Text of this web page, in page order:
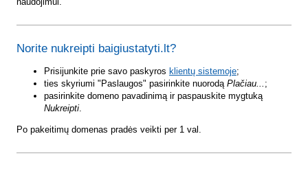
Norite nukreipti baigiustatyti.lt?
Prisijunkite prie savo paskyros klientų sistemoje;
ties skyriumi "Paslaugos" pasirinkite nuorodą Plačiau... ;
pasirinkite domeno pavadinimą ir paspauskite mygtuką
Nukreipti.
Po pakeitimų domenas pradės veikti per 1 val.